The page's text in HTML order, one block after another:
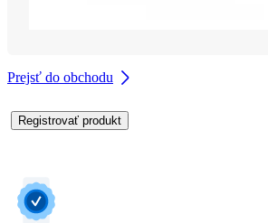
Prejsť do obchodu
Registrovať produkt